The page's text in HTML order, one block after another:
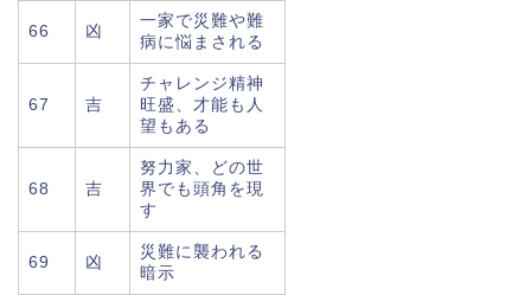
66 凶
一家で災難や難
病に悩まされる
67 吉
チャレンジ精神
旺盛、才能も人
望もある
68 吉
努力家、どの世
界でも頭角を現
す
69 凶
災難に襲われる
暗示